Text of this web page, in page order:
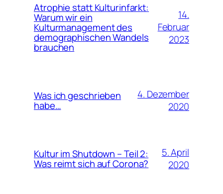
Atrophie statt Kulturinfarkt:
Warum wir ein
Kulturmanagement des
demographischen Wandels
brauchen
14.
Februar
2023
Was ich geschrieben
habe…
4. Dezember
2020
Kultur im Shutdown – Teil 2:
Was reimt sich auf Corona?
5. April
2020